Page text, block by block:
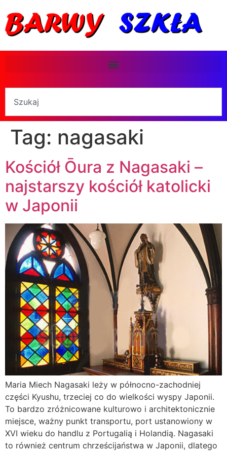
Tag: nagasaki
Kościół Ōura z Nagasaki –
najstarszy kościół katolicki
w Japonii
Maria Miech Nagasaki leży w północno-zachodniej
części Kyushu, trzeciej co do wielkości wyspy Japonii.
To bardzo zróżnicowane kulturowo i architektonicznie
miejsce, ważny punkt transportu, port ustanowiony w
XVI wieku do handlu z Portugalią i Holandią. Nagasaki
to również centrum chrześcijaństwa w Japonii, dlatego